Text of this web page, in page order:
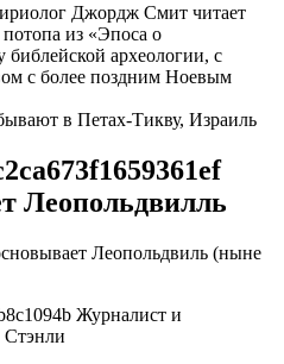
Джордж Смит читает
из «Эпоса о
археологии, с
с более поздним Ноевым
в Петах-Тикву, Израиль
Леопольдвилль
Леопольдвиль (ныне
Журналист и
Стэнли